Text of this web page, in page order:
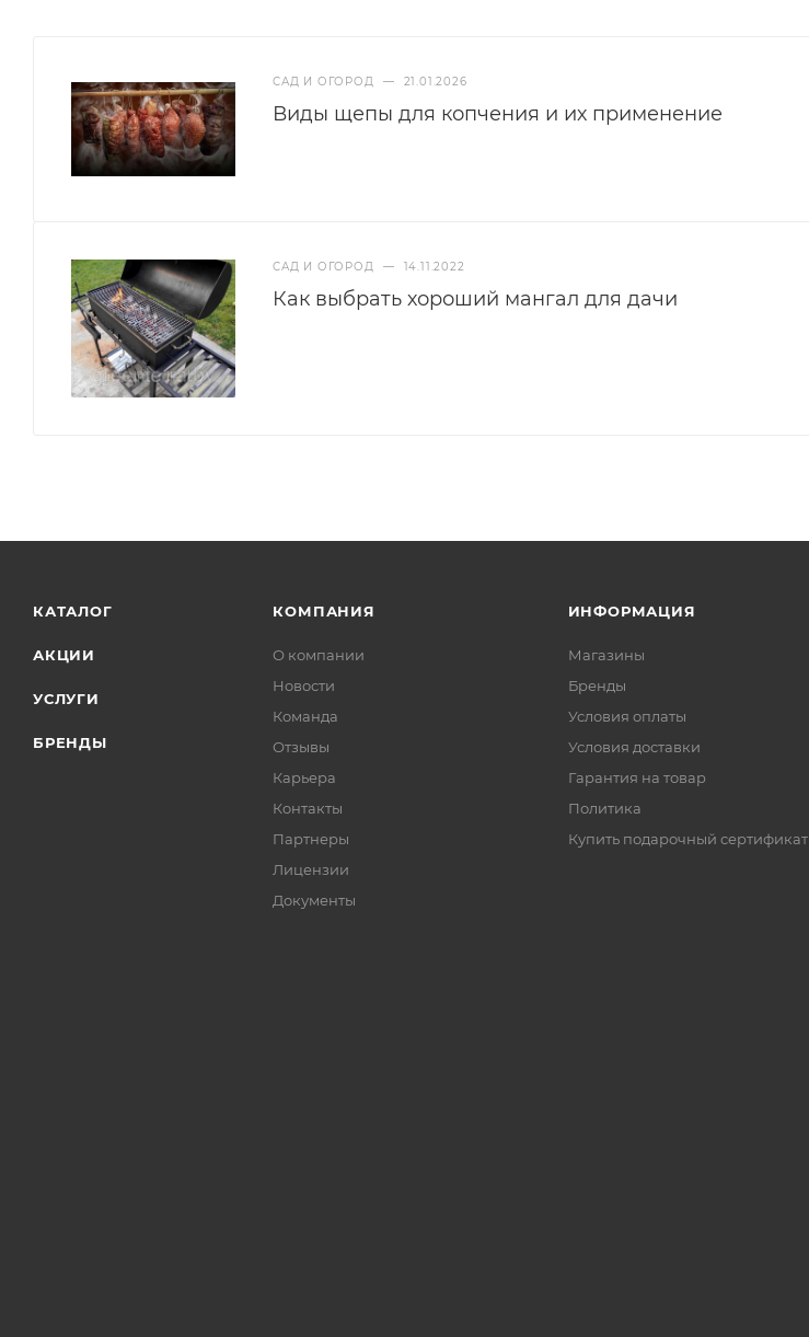
САД И ОГОРОД — 21.01.2026
Виды щепы для копчения и их применение
САД И ОГОРОД — 14.11.2022
Как выбрать хороший мангал для дачи
КАТАЛОГ
АКЦИИ
УСЛУГИ
БРЕНДЫ
КОМПАНИЯ
О компании
Новости
Команда
Отзывы
Карьера
Контакты
Партнеры
Лицензии
Документы
ИНФОРМАЦИЯ
Магазины
Бренды
Условия оплаты
Условия доставки
Гарантия на товар
Политика
Купить подарочный сертификат